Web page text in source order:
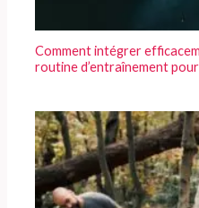
Comment intégrer
routine d’entraînement